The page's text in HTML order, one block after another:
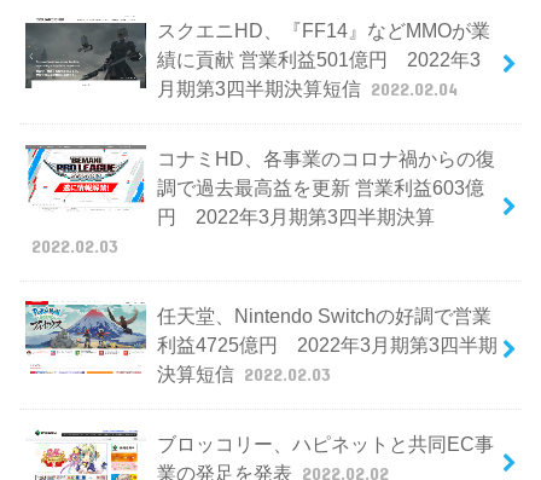
スクエニHD、『FF14』などMMOが業
績に貢献 営業利益501億円 2022年3
月期第3四半期決算短信 2022.02.04
コナミHD、各事業のコロナ禍からの復
調で過去最高益を更新 営業利益603億
円 2022年3月期第3四半期決算
2022.02.03
任天堂、Nintendo Switchの好調で営業
利益4725億円 2022年3月期第3四半期
決算短信 2022.02.03
ブロッコリー、ハピネットと共同EC事
業の発足を発表 2022.02.02